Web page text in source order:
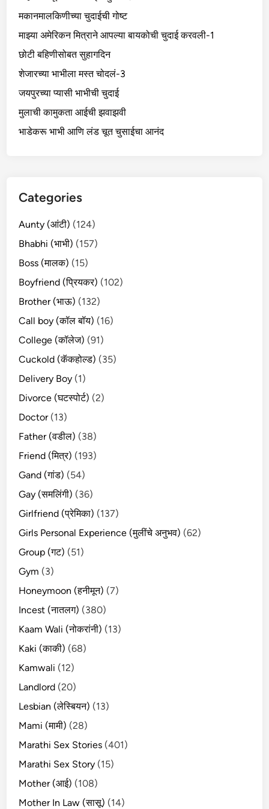
मकानमालकिणीच्या चुदाईची गोष्ट
माझ्या अमेरिकन मित्राने आपल्या बायकोची चुदाई करवली-1
छोटी बहिणीसोबत सुहागदिन
शेजारच्या भाभीला मस्त चोदलं-3
जयपुरच्या प्यासी भाभीची चुदाई
मुलाची कामुकता आईची झवाझवी
भाडेकरू भाभी आणि लंड चूत चुसाईचा आनंद
Categories
Aunty (आंटी) (124)
Bhabhi (भाभी) (157)
Boss (मालक) (15)
Boyfriend (प्रियकर) (102)
Brother (भाऊ) (132)
Call boy (कॉल बॉय) (16)
College (कॉलेज) (91)
Cuckold (कॅकहोल्ड) (35)
Delivery Boy (1)
Divorce (घटस्पोर्ट) (2)
Doctor(13)
Father (वडील) (38)
Friend (मित्र) (193)
Gand (गांड) (54)
Gay (समलिंगी) (36)
Girlfriend (प्रेमिका) (137)
Girls Personal Experience (मुलींचे अनुभव) (62)
Group (गट) (51)
Gym (3)
Honeymoon (हनीमून) (7)
Incest (नातलग) (380)
Kaam Wali (नोकरांनी) (13)
Kaki (काकी) (68)
Kamwali (12)
Landlord (20)
Lesbian (लेस्बियन) (13)
Mami (मामी) (28)
Marathi Sex Stories (401)
Marathi Sex Story (15)
Mother (आई) (108)
Mother In Law (सासू) (14)